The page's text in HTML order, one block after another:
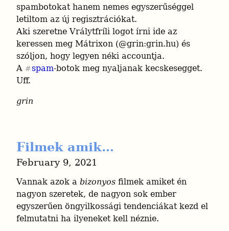
spambotokat hanem nemes egyszerűséggel
letiltom az új regisztrációkat.
Aki szeretne Vrálytfríli logot írni ide az
keressen meg Mátrixon (@grin:grin.hu) és
szóljon, hogy legyen néki accountja.
A #spam-botok meg nyaljanak kecskesegget.
Uff.
grin
Filmek amik…
February 9, 2021
Vannak azok a bizonyos filmek amiket én
nagyon szeretek, de nagyon sok ember
egyszerűen öngyilkossági tendenciákat kezd el
felmutatni ha ilyeneket kell néznie.